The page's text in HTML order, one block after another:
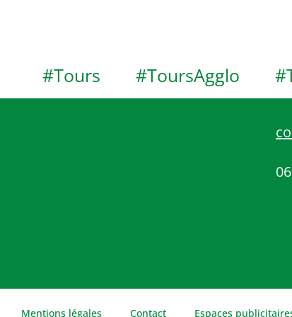
#Tours #ToursAgglo
Mentions légales Contact Espaces